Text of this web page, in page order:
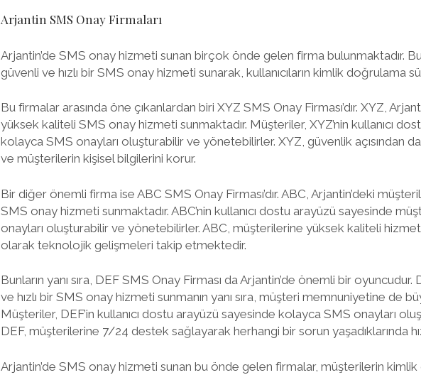
Arjantin SMS Onay Firmaları
Arjantin’de SMS onay hizmeti sunan birçok önde gelen firma bulunmaktadır.
güvenli ve hızlı bir SMS onay hizmeti sunarak, kullanıcıların kimlik doğrulama
Bu firmalar arasında öne çıkanlardan biri XYZ SMS Onay Firması’dır. XYZ,
yüksek kaliteli SMS onay hizmeti sunmaktadır. Müşteriler, XYZ’nin kullanıcı
kolayca SMS onayları oluşturabilir ve yönetebilirler. XYZ, güvenlik açısından
ve müşterilerin kişisel bilgilerini korur.
Bir diğer önemli firma ise ABC SMS Onay Firması’dır. ABC, Arjantin’deki
SMS onay hizmeti sunmaktadır. ABC’nin kullanıcı dostu arayüzü sayesinde
onayları oluşturabilir ve yönetebilirler. ABC, müşterilerine yüksek kaliteli
olarak teknolojik gelişmeleri takip etmektedir.
Bunların yanı sıra, DEF SMS Onay Firması da Arjantin’de önemli bir
ve hızlı bir SMS onay hizmeti sunmanın yanı sıra, müşteri memnuniyetine de
Müşteriler, DEF’in kullanıcı dostu arayüzü sayesinde kolayca SMS onayları
DEF, müşterilerine 7/24 destek sağlayarak herhangi bir sorun yaşadıklarında
Arjantin’de SMS onay hizmeti sunan bu önde gelen firmalar, müşterilerin